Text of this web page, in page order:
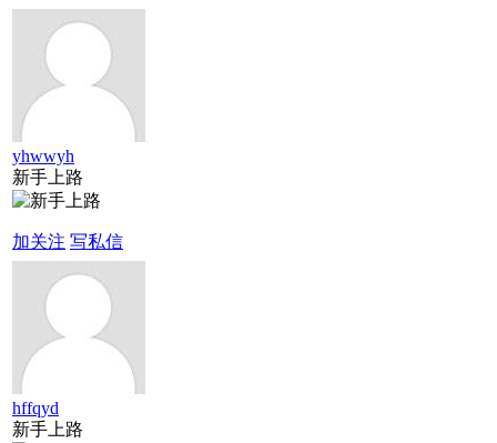
yhwwyh
新手上路
加关注 写私信
hffqyd
新手上路